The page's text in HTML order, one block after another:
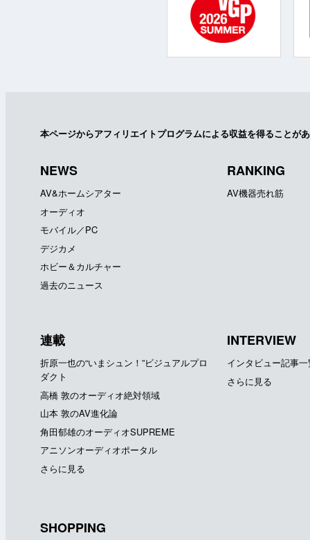
本ページからアフィリエイトプログラムによる収益を得ることが
NEWS
AV&ホームシアター
オーディオ
モバイル／PC
デジカメ
ホビー＆カルチャー
過去のニュース
RANKING
AV機器売れ筋
連載
折原一也の“いまシュン！”ビジュアルプロ
ダクト
高橋 敦のオーディオ絶対領域
山本 敦のAV進化論
角田郁雄のオーディオSUPREME
アニソンオーディオポータル
さらに見る
INTERVIEW
インタビュー記事
さらに見る
SHOPPING